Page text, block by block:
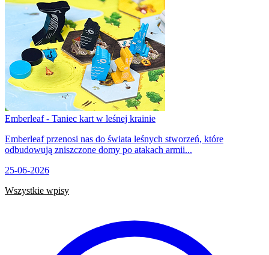
Emberleaf - Taniec kart w leśnej krainie
Emberleaf przenosi nas do świata leśnych stworzeń, które
odbudowują zniszczone domy po atakach armii...
25-06-2026
Wszystkie wpisy